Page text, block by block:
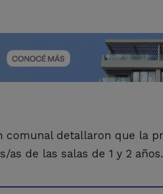
comunal detallaron que la
de las salas de 1 y 2 años.